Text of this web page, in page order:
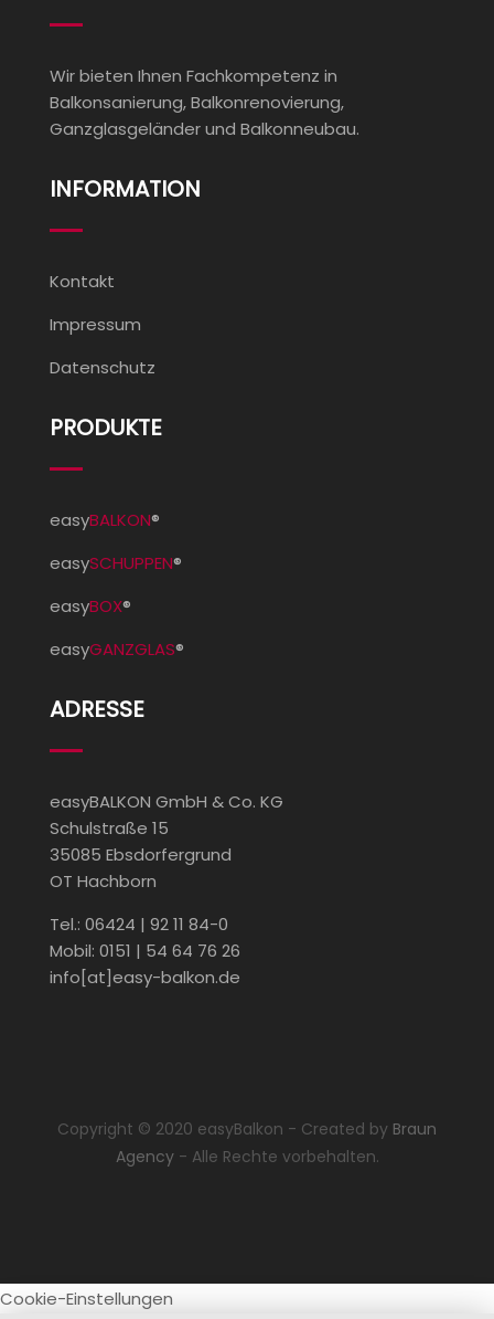
Wir bieten Ihnen Fachkompetenz in
Balkonsanierung, Balkonrenovierung,
Ganzglasgeländer und Balkonneubau.
INFORMATION
Kontakt
Impressum
Datenschutz
PRODUKTE
easyBALKON®
easySCHUPPEN®
easyBOX®
easyGANZGLAS®
ADRESSE
easyBALKON GmbH & Co. KG
Schulstraße 15
35085 Ebsdorfergrund
OT Hachborn
Tel.: 06424 | 92 11 84-0
Mobil: 0151 | 54 64 76 26
info[at]easy-balkon.de
Copyright © 2020 easyBalkon - Created by Braun
Agency- Alle Rechte vorbehalten.
Cookie-Einstellungen